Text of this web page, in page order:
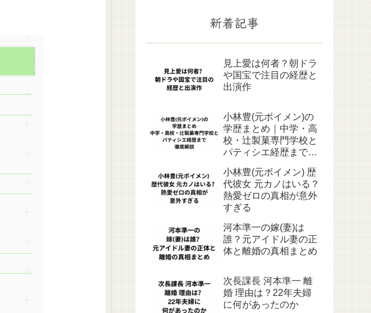
新着記事
見上愛は何者？朝ドラ
や国宝で注目の経歴と
出演作
小林豊(元ボイメン)の
学歴まとめ｜中学・高
校・辻製菓専門学校と
パティシエ経歴まで徹
小林豊(元ボイメン) 歴
代彼女 元カノはいる？
熱愛ゼロの真相が意外
すぎる
河本準一の嫁(妻)は
誰？元アイドル妻の正
体と離婚の真相まとめ
次長課長 河本準一 離
婚 理由は？22年夫婦
に何があったのか